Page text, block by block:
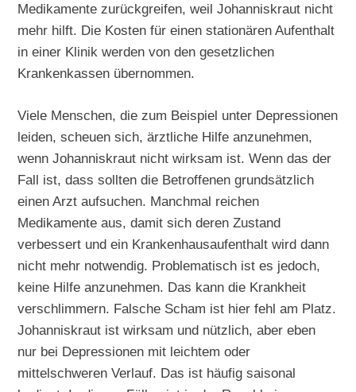
Medikamente zurückgreifen, weil Johanniskraut nicht
mehr hilft. Die Kosten für einen stationären Aufenthalt
in einer Klinik werden von den gesetzlichen
Krankenkassen übernommen.
Viele Menschen, die zum Beispiel unter Depressionen
leiden, scheuen sich, ärztliche Hilfe anzunehmen,
wenn Johanniskraut nicht wirksam ist. Wenn das der
Fall ist, dass sollten die Betroffenen grundsätzlich
einen Arzt aufsuchen. Manchmal reichen
Medikamente aus, damit sich deren Zustand
verbessert und ein Krankenhausaufenthalt wird dann
nicht mehr notwendig. Problematisch ist es jedoch,
keine Hilfe anzunehmen. Das kann die Krankheit
verschlimmern. Falsche Scham ist hier fehl am Platz.
Johanniskraut ist wirksam und nützlich, aber eben
nur bei Depressionen mit leichtem oder
mittelschweren Verlauf. Das ist häufig saisonal